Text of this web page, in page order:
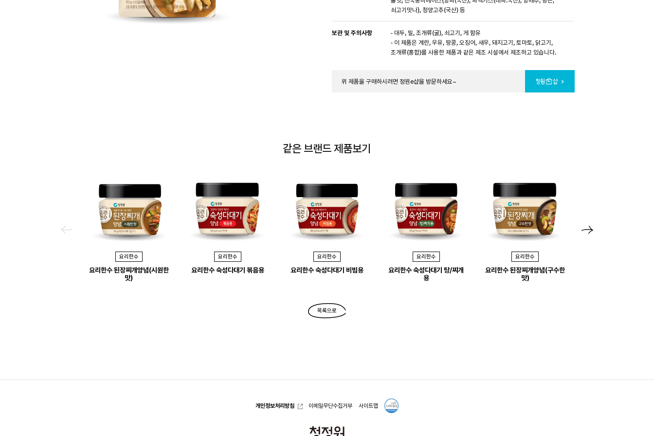
쇠고기맛나}, 청양고추(국산) 등
보관 및 주의사항
- 대두, 밀, 조개류(굴), 쇠고기, 게 함유
- 이 제품은 계란, 우유, 땅콩, 오징어, 새우, 돼지고기, 토마토, 닭고기,
조개류(홍합)를 사용한 제품과 같은 제조 시설에서 제조하고 있습니다.
위 제품을 구매하시려면 정원e샵을 방문하세요~
같은 브랜드 제품보기
요리한수
요리한수 된장찌개양념(시원한
맛)
요리한수
요리한수 숙성다대기 볶음용
요리한수
요리한수 숙성다대기 비빔용
요리한수
요리한수 숙성다대기 탕/찌개
용
요리한수
요리한수 된장찌개양념(구수한
맛)
P
N
목록으로
개인정보처리방침 이메일무단수집거부 사이트맵
청